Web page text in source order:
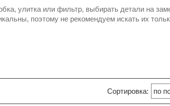
улитка или фильтр, выбирать детали на
поэтому не рекомендуем искать их